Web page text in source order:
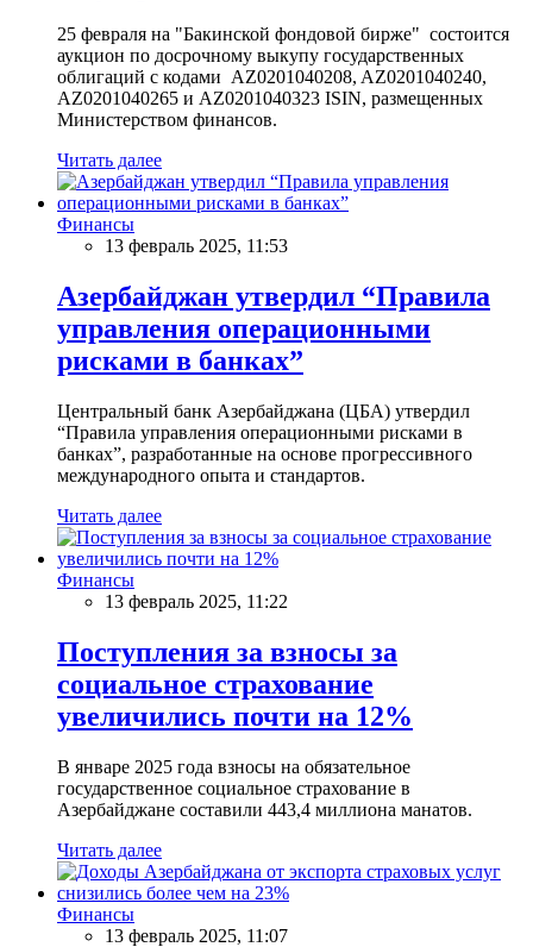
25 февраля на "Бакинской фондовой бирже" состоится
аукцион по досрочному выкупу государственных
облигаций с кодами AZ0201040208, AZ0201040240,
AZ0201040265 и AZ0201040323 ISIN, размещенных
Министерством финансов.
Читать далее
Финансы
13 февраль 2025, 11:53
Азербайджан утвердил “Правила
управления операционными
рисками в банках”
Центральный банк Азербайджана (ЦБА) утвердил
“Правила управления операционными рисками в
банках”, разработанные на основе прогрессивного
международного опыта и стандартов.
Читать далее
Финансы
13 февраль 2025, 11:22
Поступления за взносы за
социальное страхование
увеличились почти на 12%
В январе 2025 года взносы на обязательное
государственное социальное страхование в
Азербайджане составили 443,4 миллиона манатов.
Читать далее
Финансы
13 февраль 2025, 11:07